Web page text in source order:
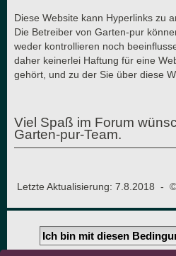
Diese Website kann Hyperlinks zu
Die Betreiber von Garten-pur
weder kontrollieren noch
daher keinerlei Haftung für eine
gehört, und zu der Sie über diese
Viel Spaß im Forum
Garten-pur-Team.
Letzte Aktualisierung: 7.8.2018 -